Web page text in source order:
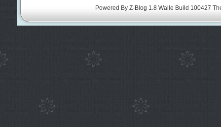
Powered By Z-Blog 1.8 Walle Build 100427